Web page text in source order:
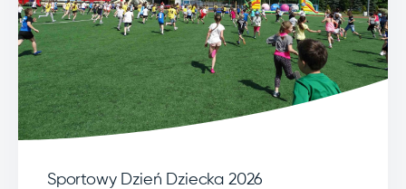
Sportowy Dzień Dziecka 2026